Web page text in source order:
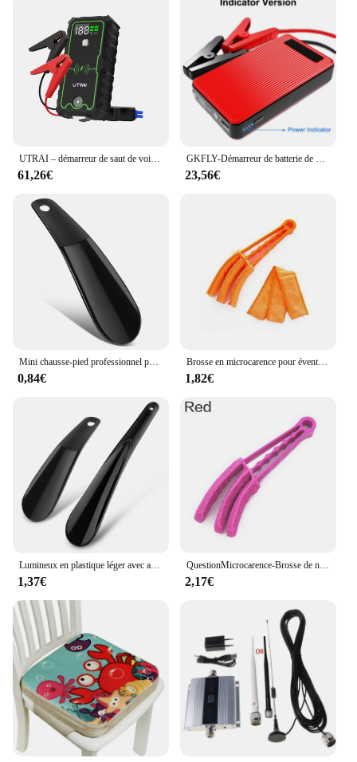
UTRAI – démarreur de saut de voiture, chargeur Portable, dispositif de démarrage automatique 12V, batterie d'urgence de voiture, 2500a
61,26€
GKFLY-Démarreur de batterie de voiture pour diabétique, booster de batterie portable, chargeur 12V, dispositif de démarrage d'urgence, 8000mAh
23,56€
Mini chausse-pied professionnel portable pour enfants, en plastique durable, en forme de cuillère, lève-chaussure flexible, assistant proxy, 16cm
0,84€
Brosse en microcarence pour évent de climatiseur de voiture, nettoyeur de persienne ennemi, plumeau de nettoyage, obturateur d'ombre de fenêtre, livres, 1 pièce
1,82€
Lumineux en plastique léger avec aide au chausse-pied de voyage, accessoires d'aide aux enfants, hommes, femmes, 6.29 en effet, 7.87
1,37€
QuestionMicrocarence-Brosse de nettoyage de lame de store vénitien, plumeau de climatiseur de voiture, brosse de nettoyage de sortie d'aération
2,17€